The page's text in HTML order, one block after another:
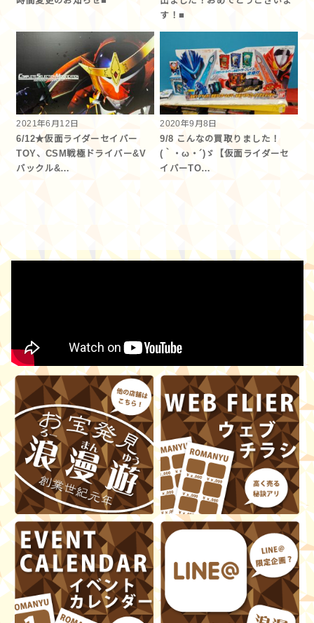
す！■
2021年6月12日
6/12★仮面ライダーセイバー
TOY、CSM戦極ドライバー&V
バックル&…
2020年9月8日
9/8 こんなの買取りました！
(｀・ω・´)ゞ【仮面ライダーセ
イバーTO…